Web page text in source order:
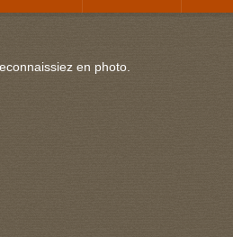
en photo.